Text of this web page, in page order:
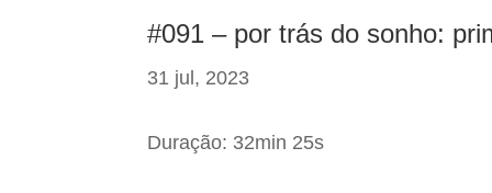
#091 – por trás do sonho:
31 jul, 2023
Duração: 32min 25s